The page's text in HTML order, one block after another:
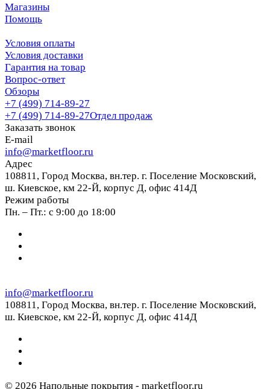
Магазины
Помощь
Условия оплаты
Условия доставки
Гарантия на товар
Вопрос-ответ
Обзоры
+7 (499) 714-89-27
+7 (499) 714-89-27Отдел продаж
Заказать звонок
E-mail
info@marketfloor.ru
Адрес
108811, Город Москва, вн.тер. г. Поселение Московский,
ш. Киевское, км 22-Й, корпус Д, офис 414Д
Режим работы
Пн. – Пт.: с 9:00 до 18:00
info@marketfloor.ru
108811, Город Москва, вн.тер. г. Поселение Московский,
ш. Киевское, км 22-Й, корпус Д, офис 414Д
© 2026 Напольные покрытия - marketfloor.ru